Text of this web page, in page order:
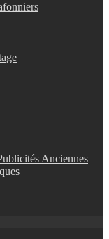
Anciennes